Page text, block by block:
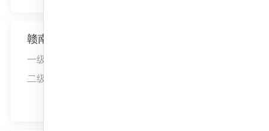
赣南医科大学
一级学科
二级学科